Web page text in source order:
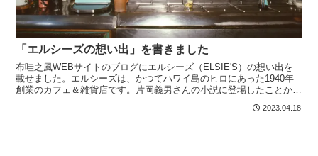
「エルシーズの想い出」を書きました
布哇之風WEBサイトのブログにエルシーズ（ELSIE'S）の想い出を
載せました。エルシーズは、かつてハワイ島のヒロにあった1940年
創業のカフェ＆雑貨店です。片岡義男さんの小説に登場したことから
2023.04.18